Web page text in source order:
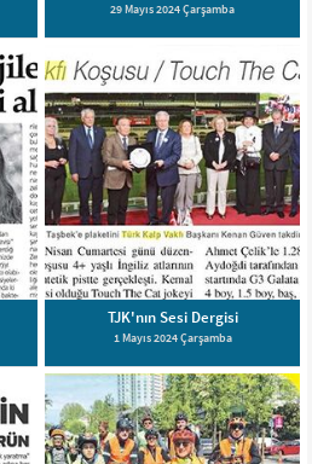
29 Mayıs 2024 Çarşamba
TJK'nın Sesi Dergisi
1 Mayıs 2024 Çarşamba